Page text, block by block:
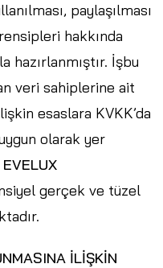
paylaşılması
hakkında
hazırlanmıştır. İşbu
veri sahiplerine ait
esaslara KVKK’da
olarak yer
EVELUX
gerçek ve tüzel
İLİŞKİN